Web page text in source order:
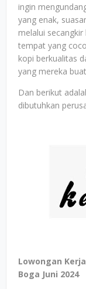
ingin
yang enak,
melalui
tempat yang
kopi berkualitas
yang mereka
Dan berikut
dibutuhkan
Lowongan
Boga Juni 2024